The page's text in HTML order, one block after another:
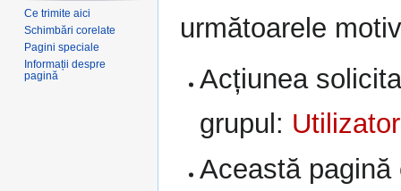
următoarele
Acțiunea
grupul:
Această
Ce trimite aici
Schimbări corelate
Pagini speciale
Informații despre
pagină